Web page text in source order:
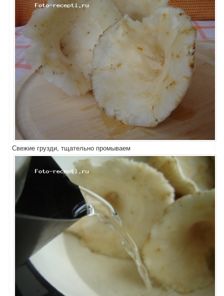
Свежие грузди, тщательно промываем